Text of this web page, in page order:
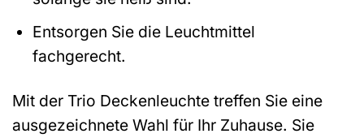
Entsorgen Sie die Leuchtmittel
fachgerecht.
Mit der Trio Deckenleuchte treffen Sie eine
ausgezeichnete Wahl für Ihr Zuhause. Sie